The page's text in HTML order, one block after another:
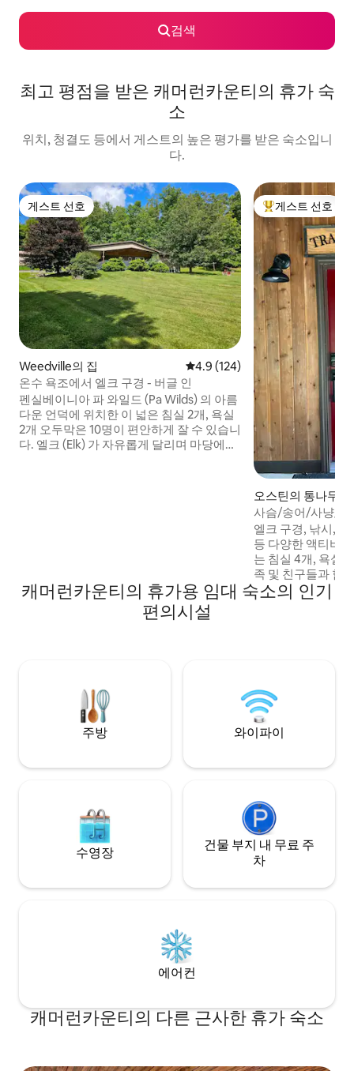
검색
최고 평점을 받은 캐머런카운티의 휴가 숙
소
위치, 청결도 등에서 게스트의 높은 평가를 받은 숙소입니
다.
게스트 선호
게스트 선호
Weedville의 집 평점 4.9점(5점 만점), 후기 124
4.9 (124)
온수 욕조에서 엘크 구경 - 버글 인
펜실베이니아 파 와일드 (Pa Wilds) 의 아름
다운 언덕에 위치한 이 넓은 침실 2개, 욕실
2개 오두막은 10명이 편안하게 잘 수 있습니
다. 엘크 (Elk) 가 자유롭게 달리며 마당에서
상위 게스트 선호
게스트 선호
오스틴의 통나무집
사슴/송어/사냥/
자, 욕실 2개
엘크 구경, 낚시,
등 다양한 액티비
는 침실 4개, 욕실
족 및 친구들과 함
함께 모든 편의시설
네마호닝의 첫 번
상할 수 있습니다.
캐머런카운티의 휴가용 임대 숙소의 인기
편의시설
주방 와이파이
수영장
건물 부지 내 무료 주
차
에어컨
캐머런카운티의 다른 근사한 휴가 숙소